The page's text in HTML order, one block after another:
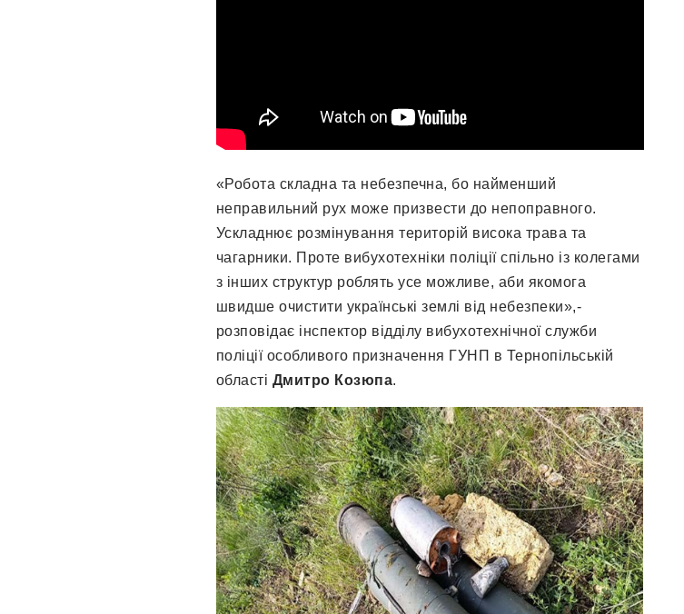
«Робота складна та небезпечна, бо найменший
неправильний рух може призвести до непоправного.
Ускладнює розмінування територій висока трава та
чагарники. Проте вибухотехніки поліції спільно із колегами
з інших структур роблять усе можливе, аби якомога
швидше очистити українські землі від небезпеки»,-
розповідає інспектор відділу вибухотехнічної служби
поліції особливого призначення ГУНП в Тернопільській
області Дмитро Козюпа.